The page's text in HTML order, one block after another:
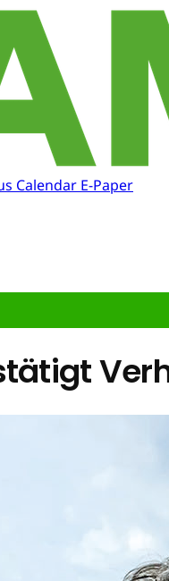
Calendar E-Paper